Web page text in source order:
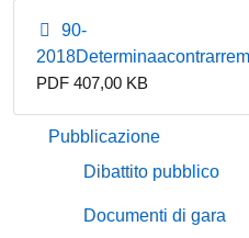
90-
PDF 407,00 KB
Pubblicazione
Dibattito pubblico
Documenti di gara